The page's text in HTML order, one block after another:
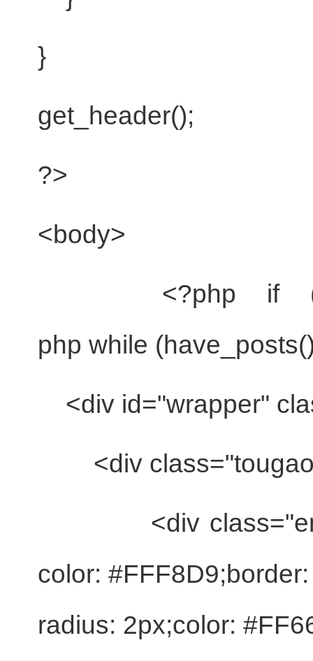
}
get_header();
?>
<body>
<?php if
php while
<div id="wrapper"
<div class=
<div class=
color:
radius: 2px;color: